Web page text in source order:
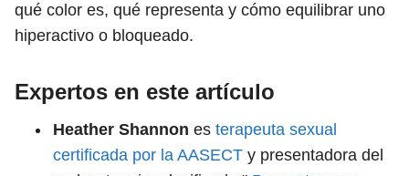
qué color es, qué representa y cómo equilibrar uno
hiperactivo o bloqueado.
Expertos en este artículo
Heather Shannon es terapeuta sexual
certificada por la AASECT y presentadora del